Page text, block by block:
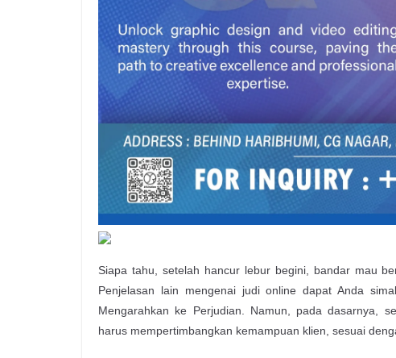
Siapa tahu, setelah hancur lebur begini, bandar mau
Penjelasan lain mengenai judi online dapat Anda
Mengarahkan ke Perjudian. Namun, pada dasarnya,
harus mempertimbangkan kemampuan klien, sesuai